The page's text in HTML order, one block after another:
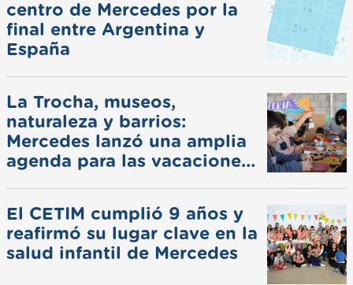
centro de Mercedes por la
final entre Argentina y
España
La Trocha, museos,
naturaleza y barrios:
Mercedes lanzó una amplia
agenda para las vacaciones
El CETIM cumplió 9 años y
reafirmó su lugar clave en la
salud infantil de Mercedes